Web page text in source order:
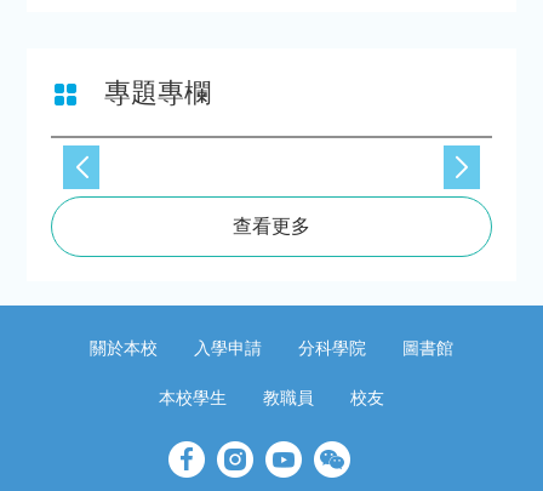
專題專欄
查看更多
關於本校 入學申請 分科學院 圖書館
本校學生 教職員 校友